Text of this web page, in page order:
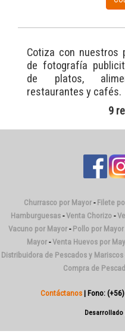
Cotiza con nuestros
de fotografía
de platos,
restaurantes y cafés.
9
Churrasco por Mayor- Filete
Hamburguesas -Venta Chorizo -
Vacuno por Mayor - Pollo por Mayor
Mayor-Venta Huevos por
Distribuidora de Pescados y Mariscos
Compra de
Contáctanos| Fono:
Desarrollado